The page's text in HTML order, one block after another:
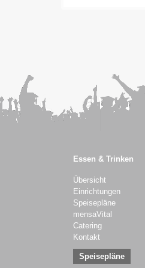
Essen & Trinken
Übersicht
Einrichtungen
Speisepläne
mensaVital
Catering
Kontakt
Speisepläne